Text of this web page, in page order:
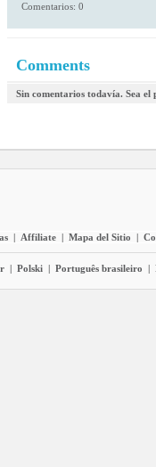
Comentarios: 0
Comments
Sin comentarios todavía. Sea
| Affiliate | Mapa del Sitio |
| Polski | Português brasileiro |